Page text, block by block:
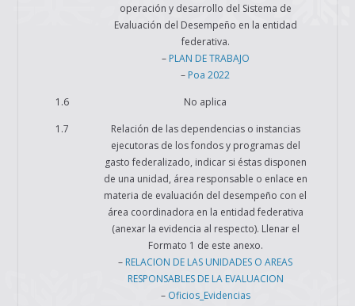
operación y desarrollo del Sistema de
Evaluación del Desempeño en la entidad
federativa.
– PLAN DE TRABAJO
– Poa 2022
1.6
No aplica
1.7
Relación de las dependencias o instancias
ejecutoras de los fondos y programas del
gasto federalizado, indicar si éstas disponen
de una unidad, área responsable o enlace en
materia de evaluación del desempeño con el
área coordinadora en la entidad federativa
(anexar la evidencia al respecto). Llenar el
Formato 1 de este anexo.
– RELACION DE LAS UNIDADES O AREAS
RESPONSABLES DE LA EVALUACION
– Oficios_Evidencias